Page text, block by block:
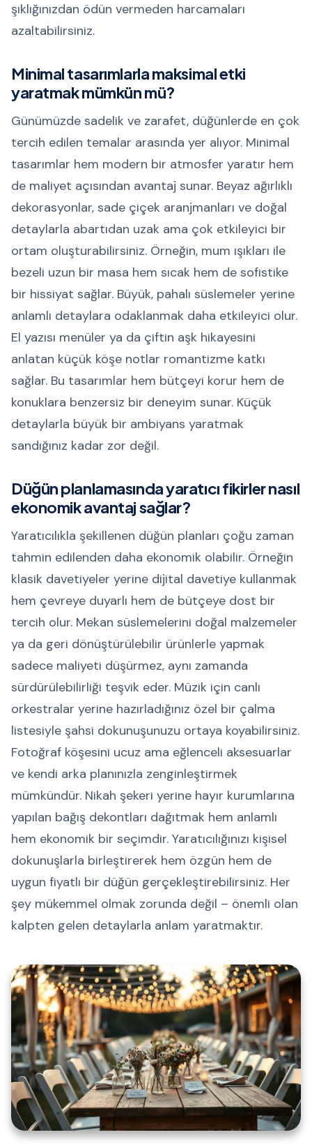
şıklığınızdan ödün vermeden harcamaları
azaltabilirsiniz.
Minimal tasarımlarla maksimal etki
yaratmak mümkün mü?
Günümüzde sadelik ve zarafet, düğünlerde en çok
tercih edilen temalar arasında yer alıyor. Minimal
tasarımlar hem modern bir atmosfer yaratır hem
de maliyet açısından avantaj sunar. Beyaz ağırlıklı
dekorasyonlar, sade çiçek aranjmanları ve doğal
detaylarla abartıdan uzak ama çok etkileyici bir
ortam oluşturabilirsiniz. Örneğin, mum ışıkları ile
bezeli uzun bir masa hem sıcak hem de sofistike
bir hissiyat sağlar. Büyük, pahalı süslemeler yerine
anlamlı detaylara odaklanmak daha etkileyici olur.
El yazısı menüler ya da çiftin aşk hikayesini
anlatan küçük köşe notlar romantizme katkı
sağlar. Bu tasarımlar hem bütçeyi korur hem de
konuklara benzersiz bir deneyim sunar. Küçük
detaylarla büyük bir ambiyans yaratmak
sandığınız kadar zor değil.
Düğün planlamasında yaratıcı fikirler nasıl
ekonomik avantaj sağlar?
Yaratıcılıkla şekillenen düğün planları çoğu zaman
tahmin edilenden daha ekonomik olabilir. Örneğin
klasik davetiyeler yerine dijital davetiye kullanmak
hem çevreye duyarlı hem de bütçeye dost bir
tercih olur. Mekan süslemelerini doğal malzemeler
ya da geri dönüştürülebilir ürünlerle yapmak
sadece maliyeti düşürmez, aynı zamanda
sürdürülebilirliği teşvik eder. Müzik için canlı
orkestralar yerine hazırladığınız özel bir çalma
listesiyle şahsi dokunuşunuzu ortaya koyabilirsiniz.
Fotoğraf köşesini ucuz ama eğlenceli aksesuarlar
ve kendi arka planınızla zenginleştirmek
mümkündür. Nikah şekeri yerine hayır kurumlarına
yapılan bağış dekontları dağıtmak hem anlamlı
hem ekonomik bir seçimdir. Yaratıcılığınızı kişisel
dokunuşlarla birleştirerek hem özgün hem de
uygun fiyatlı bir düğün gerçekleştirebilirsiniz. Her
şey mükemmel olmak zorunda değil – önemli olan
kalpten gelen detaylarla anlam yaratmaktır.